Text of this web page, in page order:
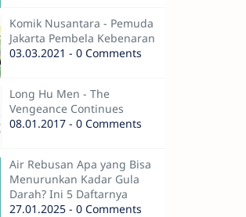
Komik Nusantara - Pemuda
Jakarta Pembela Kebenaran
03.03.2021 - 0 Comments
Long Hu Men - The
Vengeance Continues
08.01.2017 - 0 Comments
Air Rebusan Apa yang Bisa
Menurunkan Kadar Gula
Darah? Ini 5 Daftarnya
27.01.2025 - 0 Comments